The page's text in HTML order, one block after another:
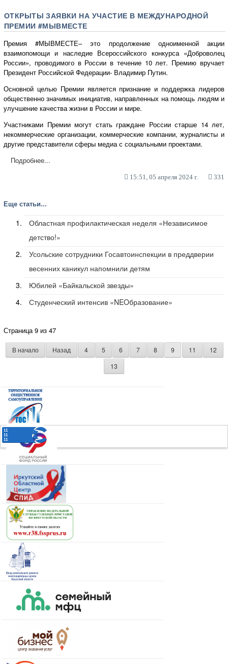
ОТКРЫТЫ ЗАЯВКИ НА УЧАСТИЕ В МЕЖДУНАРОДНОЙ
ПРЕМИИ #МЫВМЕСТЕ
Премия #МЫВМЕСТЕ– это продолжение одноименной акции
взаимопомощи и наследие Всероссийского конкурса «Доброволец
России», проводимого в России в течение 10 лет. Премию вручает
Президент Российской Федерации- Владимир Путин.
Основной целью Премии является признание и поддержка лидеров
общественно значимых инициатив, направленных на помощь людям и
улучшение качества жизни в России и мире.
Участниками Премии могут стать граждане России старше 14 лет,
некоммерческие организации, коммерческие компании, журналисты и
другие представители сферы медиа с социальными проектами.
Подробнее...
15:51, 05 апреля 2024 г. 331
Еще статьи...
Областная профилактическая неделя «Независимое
детство!»
Усольские сотрудники Госавтоинспекции в преддверии
весенних каникул напомнили детям
Юбилей «Байкальской звезды»
Студенческий интенсив «NEOбразование»
Страница 9 из 47
В начало Назад 4 5 6 7 8 9 11
12
13